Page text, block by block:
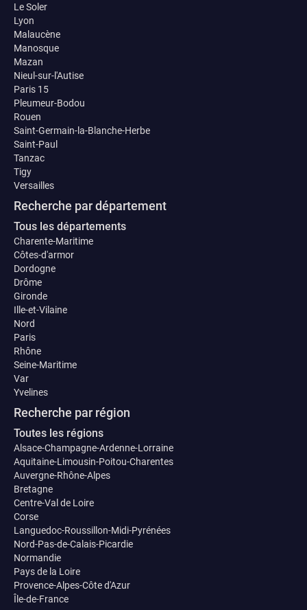
Le Soler
Lyon
Malaucène
Manosque
Mazan
Nieul-sur-l'Autise
Paris 15
Pleumeur-Bodou
Rouen
Saint-Germain-la-Blanche-Herbe
Saint-Paul
Tanzac
Tigy
Versailles
Recherche par département
Tous les départements
Charente-Maritime
Côtes-d'armor
Dordogne
Drôme
Gironde
Ille-et-Vilaine
Nord
Paris
Rhône
Seine-Maritime
Var
Yvelines
Recherche par région
Toutes les régions
Alsace-Champagne-Ardenne-Lorraine
Aquitaine-Limousin-Poitou-Charentes
Auvergne-Rhône-Alpes
Bretagne
Centre-Val de Loire
Corse
Languedoc-Roussillon-Midi-Pyrénées
Nord-Pas-de-Calais-Picardie
Normandie
Pays de la Loire
Provence-Alpes-Côte d'Azur
Île-de-France